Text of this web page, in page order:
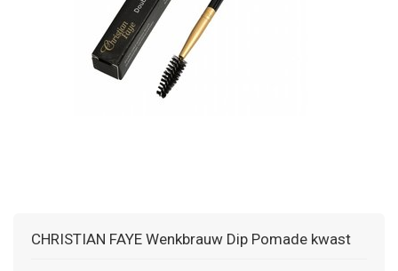
CHRISTIAN FAYE Wenkbrauw Dip Pomade kwast